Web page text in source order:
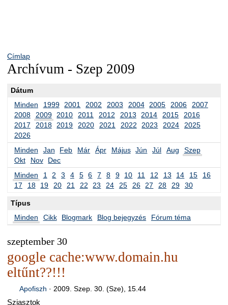
Címlap
Archívum - Szep 2009
Dátum
Minden
1999 2001 2002 2003 2004 2005 2006
2007
2008
2009 2010 2011 2012 2013 2014 2015
2016
2017
2018 2019 2020 2021 2022 2023 2024
2025
2026
Minden
Jan Feb Már Ápr Május Jún Júl Aug
Szep
Okt
Nov
Dec
Minden
1 2 3 4 5 6 7 8 9 10 11 12 13 14 15
16
17
18 19 20 21 22 23 24 25 26 27 28 29 30
Típus
Minden
Cikk Blogmark Blog bejegyzés Fórum téma
szeptember 30
google cache:www.domain.hu
eltűnt??!!!
Apofiszh · 2009. Szep. 30. (Sze), 15.44
Sziasztok